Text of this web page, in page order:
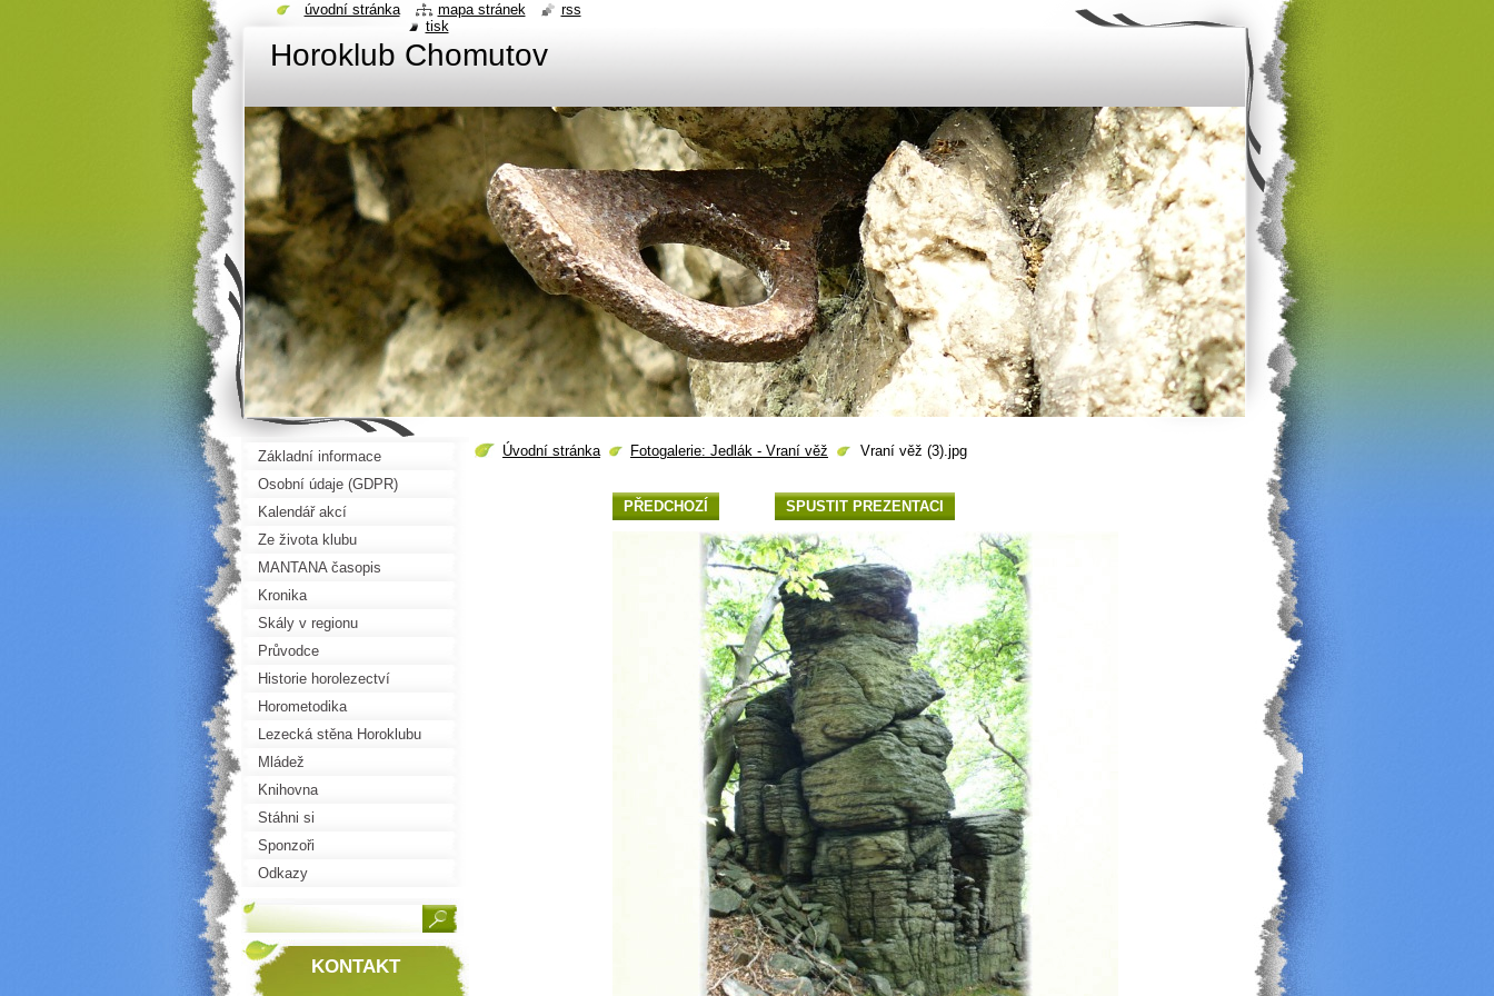
Horoklub Chomutov
Úvodní stránka Fotogalerie: Jedlák - Vraní věž Vraní věž (3).jpg
PŘEDCHOZÍ SPUSTIT PREZENTACI
Základní informace
Osobní údaje (GDPR)
Kalendář akcí
Ze života klubu
MANTANA časopis
Kronika
Skály v regionu
Průvodce
Historie horolezectví
Horometodika
Lezecká stěna Horoklubu
Mládež
Knihovna
Stáhni si
Sponzoři
Odkazy
KONTAKT
úvodní stránka mapa stránek
rss
tisk